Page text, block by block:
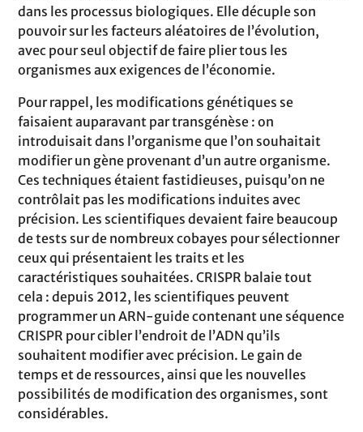
dans les processus biologiques. Elle décuple son
pouvoir sur les facteurs aléatoires de l’évolution,
avec pour seul objectif de faire plier tous les
organismes aux exigences de l’économie.
Pour rappel, les modifications génétiques se
faisaient auparavant par transgénèse : on
introduisait dans l’organisme que l’on souhaitait
modifier un gène provenant d’un autre organisme.
Ces techniques étaient fastidieuses, puisqu’on ne
contrôlait pas les modifications induites avec
précision. Les scientifiques devaient faire beaucoup
de tests sur de nombreux cobayes pour sélectionner
ceux qui présentaient les traits et les
caractéristiques souhaitées. CRISPR balaie tout
cela : depuis 2012, les scientifiques peuvent
programmer un ARN-guide contenant une séquence
CRISPR pour cibler l’endroit de l’ADN qu’ils
souhaitent modifier avec précision. Le gain de
temps et de ressources, ainsi que les nouvelles
possibilités de modification des organismes, sont
considérables.